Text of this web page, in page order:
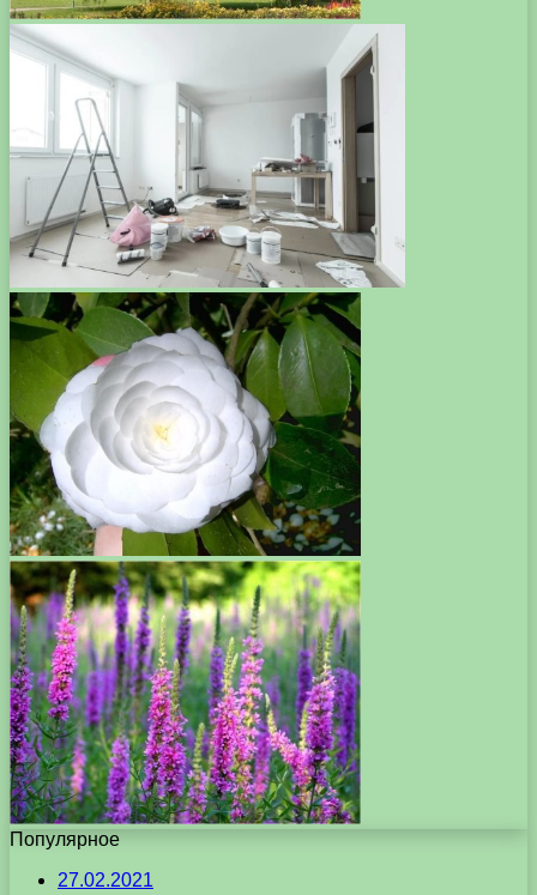
Популярное
27.02.2021